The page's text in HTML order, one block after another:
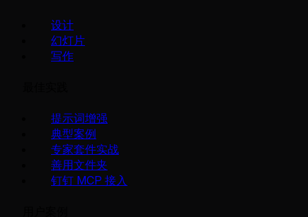
设计
幻灯片
写作
提示词增强
典型案例
专家套件实战
善用文件夹
钉钉 MCP 接入